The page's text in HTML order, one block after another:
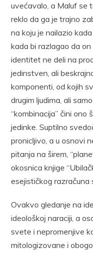
uvećavalo, a Maluf se
reklo da ga je trajno
na koju je nailazio
kada bi razlagao da
identitet ne deli na
jedinstven, ali
komponenti, od kojih
drugim ljudima, ali
“kombinacija” čini ono
jedinke. Suptilno
pronicljivo, a u osnovi
pitanja na širem,
okosnica knjige
esejističkog razračuna
Ovakvo gledanje na
ideološkoj naraciji, a
svete i nepromenjive
mitologizovane i